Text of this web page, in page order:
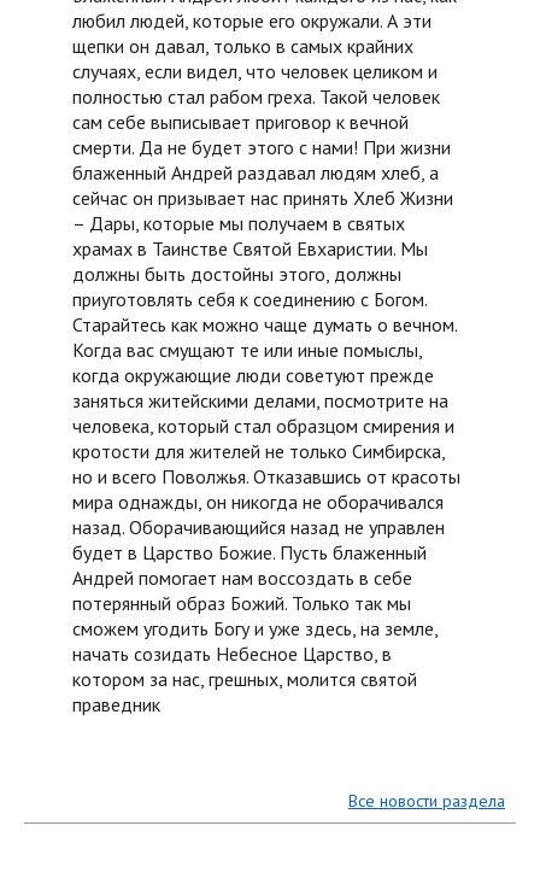
любил людей, которые его окружали. А эти
щепки он давал, только в самых крайних
случаях, если видел, что человек целиком и
полностью стал рабом греха. Такой человек
сам себе выписывает приговор к вечной
смерти. Да не будет этого с нами! При жизни
блаженный Андрей раздавал людям хлеб, а
сейчас он призывает нас принять Хлеб Жизни
– Дары, которые мы получаем в святых
храмах в Таинстве Святой Евхаристии. Мы
должны быть достойны этого, должны
приуготовлять себя к соединению с Богом.
Старайтесь как можно чаще думать о вечном.
Когда вас смущают те или иные помыслы,
когда окружающие люди советуют прежде
заняться житейскими делами, посмотрите на
человека, который стал образцом смирения и
кротости для жителей не только Симбирска,
но и всего Поволжья. Отказавшись от красоты
мира однажды, он никогда не оборачивался
назад. Оборачивающийся назад не управлен
будет в Царство Божие. Пусть блаженный
Андрей помогает нам воссоздать в себе
потерянный образ Божий. Только так мы
сможем угодить Богу и уже здесь, на земле,
начать созидать Небесное Царство, в
котором за нас, грешных, молится святой
праведник
Все новости раздела